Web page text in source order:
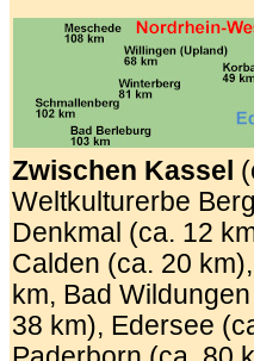
Zwischen Kassel
Weltkulturerbe
Denkmal (ca. 12
Calden (ca. 20
km, Bad
38 km), Edersee